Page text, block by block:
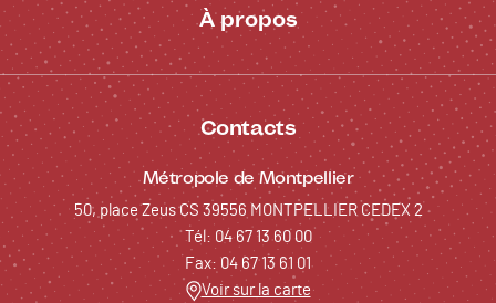
À propos
Contacts
Métropole de Montpellier
50, place Zeus CS 39556 MONTPELLIER CEDEX 2
Tél: 04 67 13 60 00
Fax: 04 67 13 61 01
Voir sur la carte